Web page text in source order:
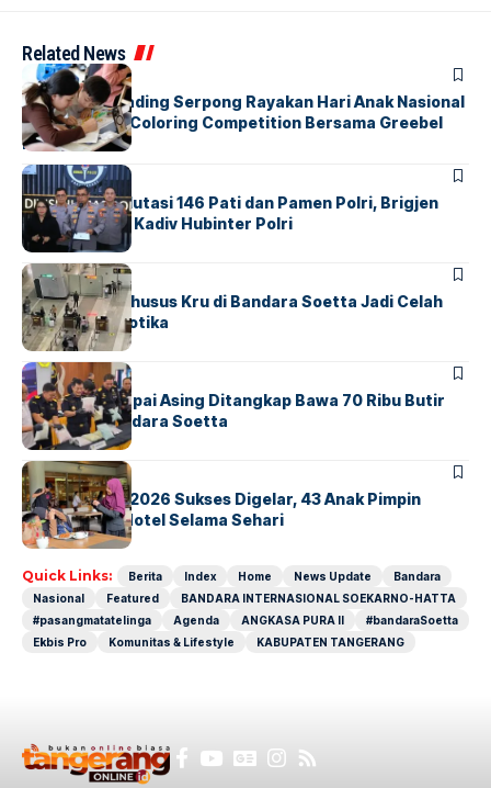
Related News
BERITAINDEX
Atria Hotel Gading Serpong Rayakan Hari Anak Nasional
Lewat Family Coloring Competition Bersama Greebel
Indonesia
BERITA
Mabes Polri Mutasi 146 Pati dan Pamen Polri, Brigjen
Untung Jabat Kadiv Hubinter Polri
BANDARABERITA
Ketika Jalur Khusus Kru di Bandara Soetta Jadi Celah
Sindikat Narkotika
BANDARA BERITA
Kopilot Maskapai Asing Ditangkap Bawa 70 Ribu Butir
Ekstasi di Bandara Soetta
BERITAINDEX
GM For A Day 2026 Sukses Digelar, 43 Anak Pimpin
Operasional Hotel Selama Sehari
Quick Links: Berita Index Home News Update
Bandara
Nasional
Featured
BANDARA INTERNASIONAL SOEKARNO-HATTA
#pasangmatatelinga
Agenda ANGKASA PURA II
#bandaraSoetta
Ekbis Pro
Komunitas & Lifestyle KABUPATEN TANGERANG